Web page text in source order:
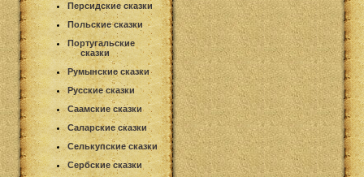
Персидские сказки
Польские сказки
Португальские
сказки
Румынские сказки
Русские сказки
Саамские сказки
Саларские сказки
Селькупские сказки
Сербские сказки